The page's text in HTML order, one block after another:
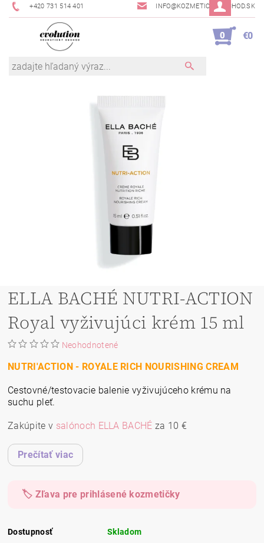
+420 731 514 401 INFO@KOZMETICKYOBCHOD.SK
0 €0
ELLA BACHÉ NUTRI-ACTION
Royal vyživujúci krém 15 ml
Neohodnotené
NUTRI'ACTION - ROYALE RICH NOURISHING CREAM
Cestovné/testovacie balenie vyživujúceho krému na
suchu pleť.
Zakúpite v salónoch ELLA BACHÉ za 10 €
Prečítať viac
🏷️ Zľava pre prihlásené kozmetičky
Dostupnosť Skladom